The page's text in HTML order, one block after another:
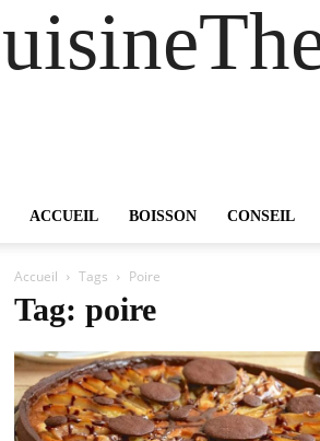
ACCUEIL BOISSON CONSEIL
Accueil Tags Poire
Tag: poire